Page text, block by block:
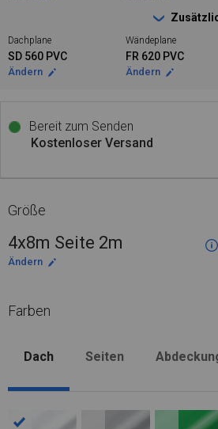
Dachplane
SD 560 PVC
Ändern
Wändeplane
FR 620 PVC
Ändern
Bereit zum Senden
Kostenloser Versand
Größe
4x8m Seite 2m
Ändern
Farben
Dach Seiten